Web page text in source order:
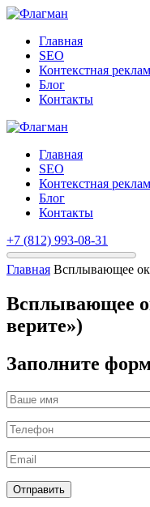
Главная
SEO
Контекстная
Блог
Контакты
Главная
SEO
Контекстная
Блог
Контакты
+7 (812) 993-08-31
Главная Всплывающее
Всплывающее
верите»)
Заполните